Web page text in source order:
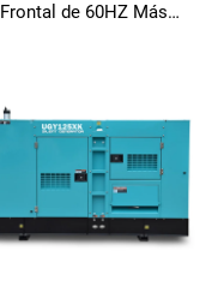
Frontal de 60HZ Más